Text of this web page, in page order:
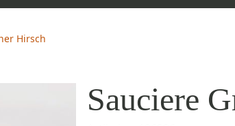
Hirsch
Sauciere